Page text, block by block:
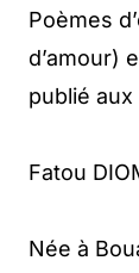
Poèmes
d’amour)
publié aux
Fatou
Née à